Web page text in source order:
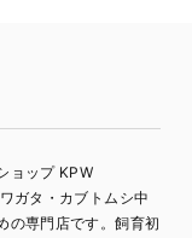
ョップ KPW
ガタ・カブトムシ中
の専門店です。飼育初